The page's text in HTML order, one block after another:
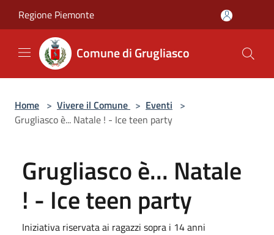
Regione Piemonte
Comune di Grugliasco
Home > Vivere il Comune > Eventi >
Grugliasco è... Natale ! - Ice teen party
Grugliasco è... Natale
! - Ice teen party
Iniziativa riservata ai ragazzi sopra i 14 anni